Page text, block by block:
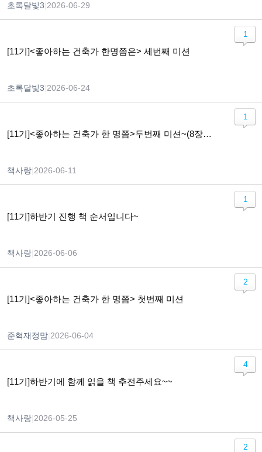
초록달빛3 2026-06-29
[11기]<좋아하는 건축가 한명쯤은> 세번째 미션
초록달빛3 2026-06-24
1
[11기]<좋아하는 건축가 한 명쯤>두번째 미션~(8장~13장 )
책사랑 2026-06-11
1
[11기]하반기 진행 책 순서입니다~
책사랑 2026-06-06
1
[11기]<좋아하는 건축가 한 명쯤> 첫번째 미션
준혁재정맘 2026-06-04
2
[11기]하반기에 함께 읽을 책 추전주세요~~
책사랑 2026-05-25
4
2